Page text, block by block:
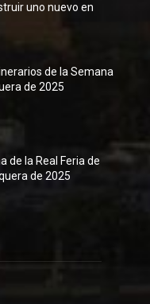
uno nuevo en
de la Semana
de 2025
de la Real Feria de
de 2025